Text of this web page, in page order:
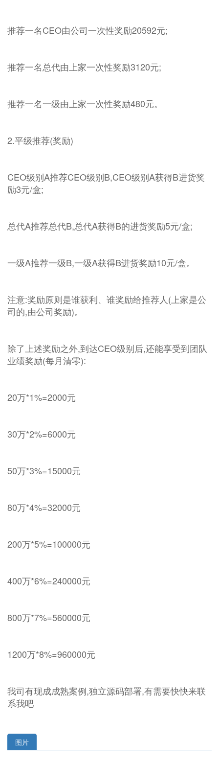
推荐一名CEO由公司一次性奖励20592元;
推荐一名总代由上家一次性奖励3120元;
推荐一名一级由上家一次性奖励480元。
2.平级推荐(奖励)
CEO级别A推荐CEO级别B,CEO级别A获得B进货奖
励3元/盒;
总代A推荐总代B,总代A获得B的进货奖励5元/盒;
一级A推荐一级B,一级A获得B进货奖励10元/盒。
注意:奖励原则是谁获利、谁奖励给推荐人(上家是公
司的,由公司奖励)。
除了上述奖励之外,到达CEO级别后,还能享受到团队
业绩奖励(每月清零):
20万*1%=2000元
30万*2%=6000元
50万*3%=15000元
80万*4%=32000元
200万*5%=100000元
400万*6%=240000元
800万*7%=560000元
1200万*8%=960000元
我司有现成成熟案例,独立源码部署,有需要快快来联
系我吧
图片